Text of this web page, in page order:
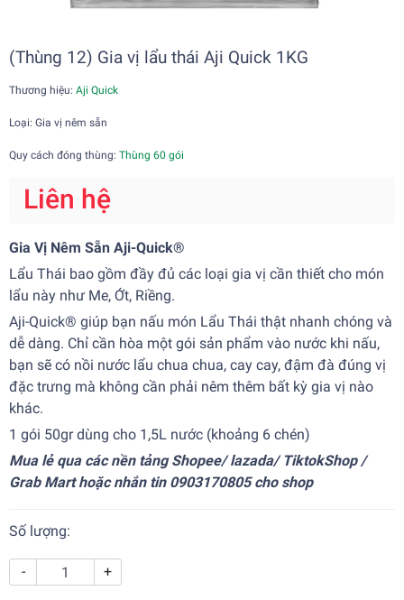
(Thùng 12) Gia vị lẩu thái Aji Quick 1KG
Thương hiệu: Aji Quick
Loại: Gia vị nêm sẵn
Quy cách đóng thùng: Thùng 60 gói
Liên hệ
Gia Vị Nêm Sẵn Aji-Quick®
Lẩu Thái bao gồm đầy đủ các loại gia vị cần thiết cho món
lẩu này như Me, Ớt, Riềng.
Aji-Quick® giúp bạn nấu món Lẩu Thái thật nhanh chóng và
dễ dàng. Chỉ cần hòa một gói sản phẩm vào nước khi nấu,
bạn sẽ có nồi nước lẩu chua chua, cay cay, đậm đà đúng vị
đặc trưng mà không cần phải nêm thêm bất kỳ gia vị nào
khác.
1 gói 50gr dùng cho 1,5L nước (khoảng 6 chén)
Mua lẻ qua các nền tảng Shopee/ lazada/ TiktokShop /
Grab Mart hoặc nhắn tin 0903170805 cho shop
Số lượng:
- +